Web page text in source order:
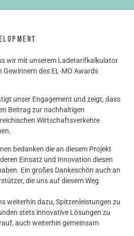
wir mit unserem Ladetarifkalkulator
des EL-MO Awards
unser Engagement und zeigt, dass
Beitrag zur nachhaltigen
Wirtschaftsverkehre
bedanken die an diesem Projekt
Einsatz und Innovation diesen
Ein großes Dankeschön auch an
die uns auf diesem Weg
weiterhin dazu, Spitzenleistungen zu
stets innovative Lösungen zu
auch weiterhin gemeinsam